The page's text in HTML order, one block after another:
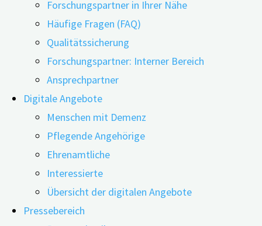
Forschungspartner in Ihrer Nähe
Häufige Fragen (FAQ)
Qualitätssicherung
Forschungspartner: Interner Bereich
Ansprechpartner
Digitale Angebote
Menschen mit Demenz
Pflegende Angehörige
Ehrenamtliche
Interessierte
Übersicht der digitalen Angebote
Pressebereich
12.06.2026
Ob ein virtuelles Gruppen-Bewegungsprogramm
positive Auswirkungen auf die Lebensqualität von
Menschen mit kognitiven Beeinträchtigungen und
deren pflegenden An- und Zugehörigen hat,
untersuchte eine Forschungsgruppe aus den USA.
Darüber hinaus wollten die Forschenden
herausfinden, welche Wirkmechanismen
möglicherweise dahinterstecken.